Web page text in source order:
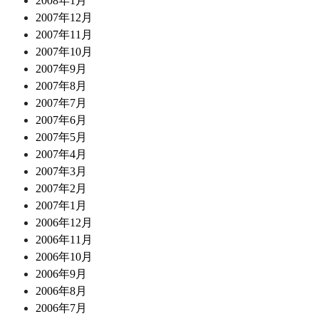
2007年12月
2007年11月
2007年10月
2007年9月
2007年8月
2007年7月
2007年6月
2007年5月
2007年4月
2007年3月
2007年2月
2007年1月
2006年12月
2006年11月
2006年10月
2006年9月
2006年8月
2006年7月